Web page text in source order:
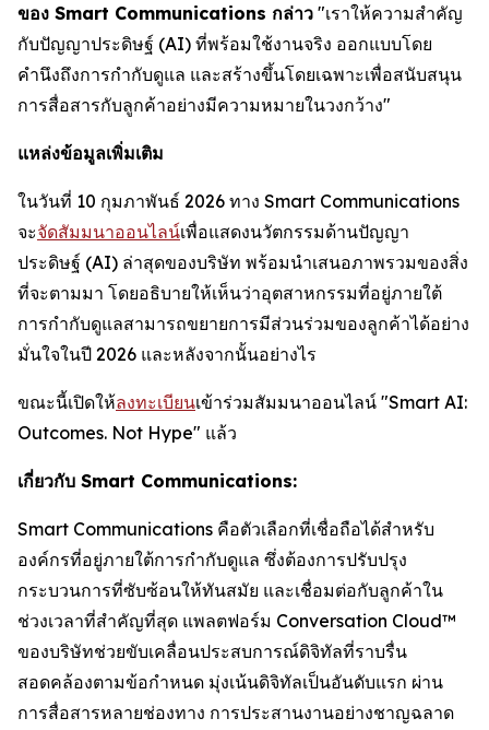
ของ Smart Communications กล่าว "เราให้ความสำคัญ
กับปัญญาประดิษฐ์ (AI) ที่พร้อมใช้งานจริง ออกแบบโดย
คำนึงถึงการกำกับดูแล และสร้างขึ้นโดยเฉพาะเพื่อสนับสนุน
การสื่อสารกับลูกค้าอย่างมีความหมายในวงกว้าง"
แหล่งข้อมูลเพิ่มเติม
ในวันที่ 10 กุมภาพันธ์ 2026 ทาง Smart Communications
จะจัดสัมมนาออนไลน์เพื่อแสดงนวัตกรรมด้านปัญญา
ประดิษฐ์ (AI) ล่าสุดของบริษัท พร้อมนำเสนอภาพรวมของสิ่ง
ที่จะตามมา โดยอธิบายให้เห็นว่าอุตสาหกรรมที่อยู่ภายใต้
การกำกับดูแลสามารถขยายการมีส่วนร่วมของลูกค้าได้อย่าง
มั่นใจในปี 2026 และหลังจากนั้นอย่างไร
ขณะนี้เปิดให้ลงทะเบียนเข้าร่วมสัมมนาออนไลน์ "Smart AI:
Outcomes. Not Hype" แล้ว
เกี่ยวกับ Smart Communications:
Smart Communications คือตัวเลือกที่เชื่อถือได้สำหรับ
องค์กรที่อยู่ภายใต้การกำกับดูแล ซึ่งต้องการปรับปรุง
กระบวนการที่ซับซ้อนให้ทันสมัย ​​และเชื่อมต่อกับลูกค้าใน
ช่วงเวลาที่สำคัญที่สุด แพลตฟอร์ม Conversation Cloud™
ของบริษัทช่วยขับเคลื่อนประสบการณ์ดิจิทัลที่ราบรื่น
สอดคล้องตามข้อกำหนด มุ่งเน้นดิจิทัลเป็นอันดับแรก ผ่าน
การสื่อสารหลายช่องทาง การประสานงานอย่างชาญฉลาด